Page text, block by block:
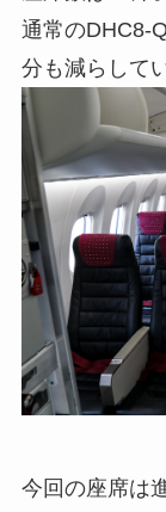
通常のDHC8-
分も減らして
今回の座席は